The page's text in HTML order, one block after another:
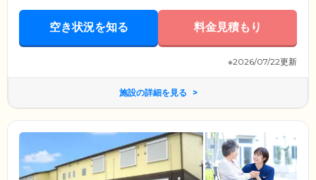
スはご入居後即日ご利用可能です。ぜひお気軽にお問い合わせくださ
空き状況を知る 料金見積もり
※2026/07/22更新
施設の詳細を見る